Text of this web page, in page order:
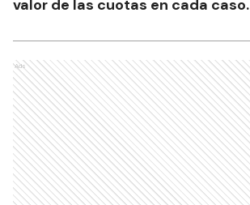
valor de las cuotas en cada caso.
Ads